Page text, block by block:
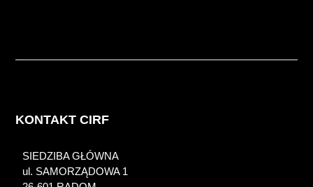
KONTAKT CIRF
SIEDZIBA GŁÓWNA
ul. SAMORZĄDOWA 1